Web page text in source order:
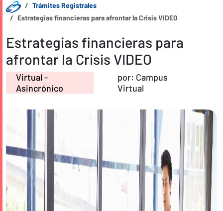
Trámites Registrales
Estrategias financieras para afrontar la Crisis VIDEO
Estrategias financieras para
afrontar la Crisis VIDEO
Virtual -
Asincrónico
por: Campus
Virtual